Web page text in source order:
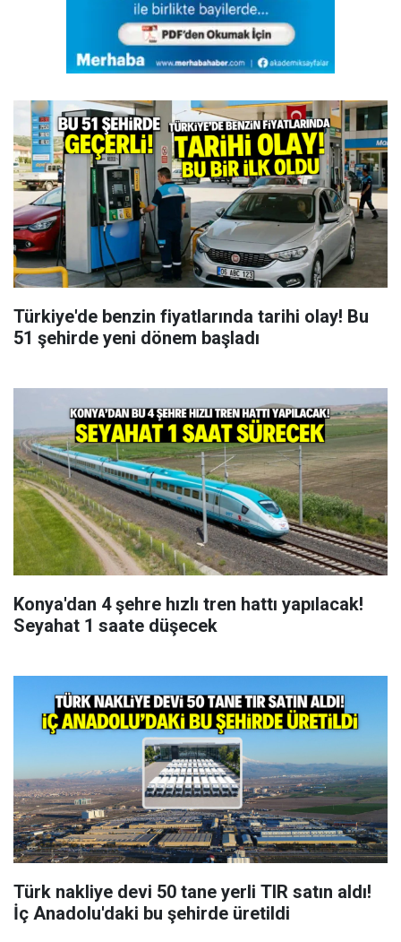
Türkiye'de benzin fiyatlarında tarihi olay! Bu
51 şehirde yeni dönem başladı
Konya'dan 4 şehre hızlı tren hattı yapılacak!
Seyahat 1 saate düşecek
Türk nakliye devi 50 tane yerli TIR satın aldı!
İç Anadolu'daki bu şehirde üretildi